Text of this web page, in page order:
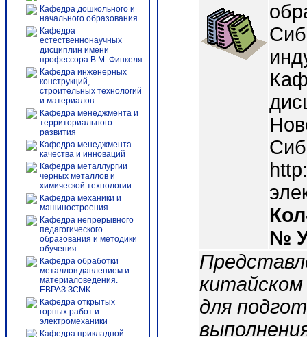
Кафедра дошкольного и
начального образования
Кафедра
естественнонаучных
дисциплин имени
профессора В.М. Финкеля
Кафедра инженерных
конструкций,
строительных технологий
и материалов
Кафедра менеджмента и
территориального
развития
Кафедра менеджмента
качества и инноваций
Кафедра металлургии
черных металлов и
химической технологии
Кафедра механики и
машиностроения
Кафедра непрерывного
педагогического
образования и методики
обучения
Кафедра обработки
металлов давлением и
материаловедения.
ЕВРАЗ ЗСМК
Кафедра открытых
горных работ и
электромеханики
Кафедра прикладной
№
для